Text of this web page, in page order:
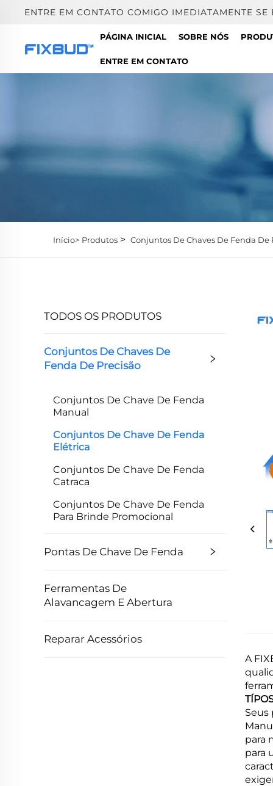
ENTRE EM CONTATO COMIGO IMEDIATAMENTE SE
PÁGINA INICIAL SOBRE NÓS
ENTRE EM CONTATO
Início> Produtos > Conjuntos De Chaves De Fenda De
TODOS OS PRODUTOS
Conjuntos De Chaves De
Fenda De Precisão
Conjuntos De Chave De Fenda
Manual
Conjuntos De Chave De Fenda
Elétrica
Conjuntos De Chave De Fenda
Catraca
Conjuntos De Chave De Fenda
Para Brinde Promocional
Pontas De Chave De Fenda
Ferramentas De
Alavancagem E Abertura
Reparar Acessórios
A
Seus
para
para